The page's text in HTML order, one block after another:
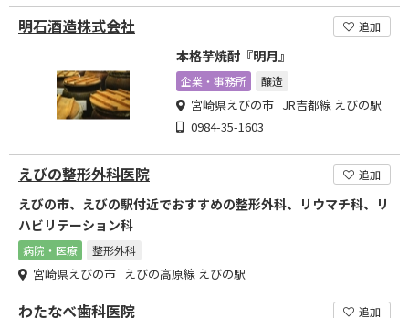
明石酒造株式会社 追加
本格芋焼酎『明月』
企業・事務所 醸造
宮崎県えびの市 JR吉都線 えびの駅
0984-35-1603
えびの整形外科医院 追加
えびの市、えびの駅付近でおすすめの整形外科、リウマチ科、リ
ハビリテーション科
病院・医療 整形外科
宮崎県えびの市 えびの高原線 えびの駅
わたなべ歯科医院 追加